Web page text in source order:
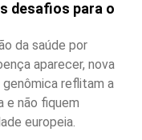
desafios para o
da saúde por
aparecer, nova
reflitam a
e não fiquem
europeia.